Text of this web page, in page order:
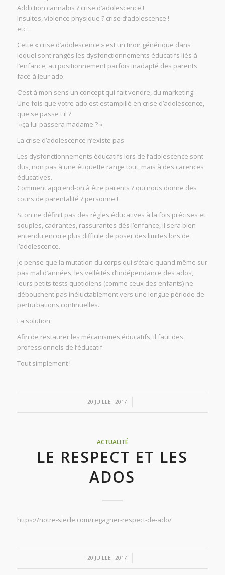
Addiction cannabis ? crise d’adolescence !
Insultes, violence physique ? crise d’adolescence !
etc…
Cette « crise d’adolescence » est un tiroir générique dans
lequel sont rangés les dysfonctionnements éducatifs liés à
l’enfance, au positionnement parfois inadapté des parents
face à leur ado.
C’est à mon sens un concept qui fait vendre, du marketing.
Une fois que votre ado est estampillé en crise d’adolescence,
que se passe t il ?
:«ça lui passera madame ? »
La crise d’adolescence n’existe pas
Les dysfonctionnements éducatifs lors de l’adolescence sont
dus, non pas à une étiquette range tout, mais à des carences
éducatives.
Comment apprend-on à être parents ? qui nous donne des
cours de parentalité ? personne !
Si on ne définit pas des règles éducatives à la fois précises et
souples, cadrantes, rassurantes dès l’enfance, il sera bien
entendu encore plus difficile de poser des limites lors de
l’adolescence.
Je pense que la mutation du corps qui s’étale quand même sur
pas mal d’années, les velléités d’indépendance des ados,
leurs petits tests quotidiens (comme ceux des enfants) ne
débouchent pas inéluctablement vers une longue période de
perturbations continuelles.
La solution
Afin de restaurer les mécanismes éducatifs, il faut des
professionnels de l‘éducatif.
Tout simplement !
20 JUILLET 2017
/
ACTUALITÉ
LE RESPECT ET LES
ADOS
https://notre-siecle.com/regagner-respect-de-ado/
20 JUILLET 2017
/